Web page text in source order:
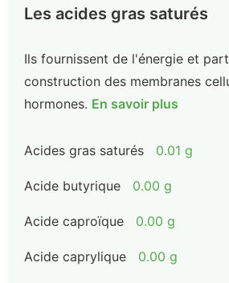
Les acides gras saturés
Ils fournissent de l'énergie et
construction des membranes
hormones. En savoir plus
Acides gras saturés 0.01 g
Acide butyrique 0.00 g
Acide caproïque 0.00 g
Acide caprylique 0.00 g